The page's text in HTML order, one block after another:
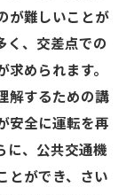
が難しいことが
く、交差点での
められます。
解するための講
安全に運転を再
に、公共交通機
とができ、さい